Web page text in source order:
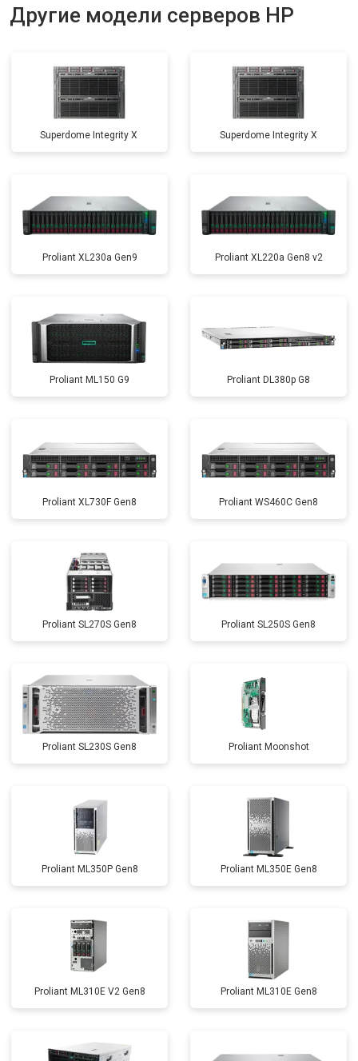
Другие модели серверов HP
Superdome Integrity Х Superdome Integrity Х
Proliant XL230a Gen9 Proliant XL220a Gen8 v2
Proliant ML150 G9 Proliant DL380p G8
Proliant XL730F Gen8 Proliant WS460C Gen8
Proliant SL270S Gen8 Proliant SL250S Gen8
Proliant SL230S Gen8 Proliant Moonshot
Proliant ML350P Gen8 Proliant ML350E Gen8
Proliant ML310E V2 Gen8 Proliant ML310E Gen8